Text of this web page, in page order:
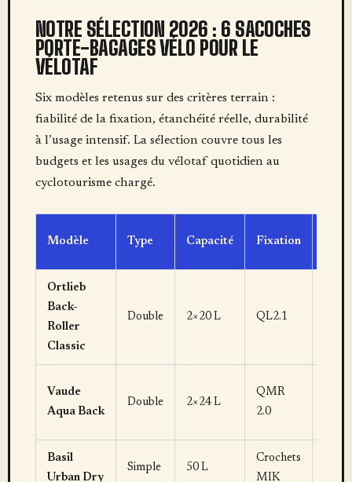
NOTRE SÉLECTION 2026 : 6 SACOCHES
PORTE-BAGAGES VÉLO POUR LE
VÉLOTAF
Six modèles retenus sur des critères terrain :
fiabilité de la fixation, étanchéité réelle, durabilité
à l’usage intensif. La sélection couvre tous les
budgets et les usages du vélotaf quotidien au
cyclotourisme chargé.
Modèle Type Capacité Fixation
Ortlieb
Back-
Roller
Classic
Double 2×20 L QL2.1
Vaude
Aqua Back
Double 2×24 L
QMR
2.0
Basil
Urban Dry
Simple 50 L
Crochets
MIK